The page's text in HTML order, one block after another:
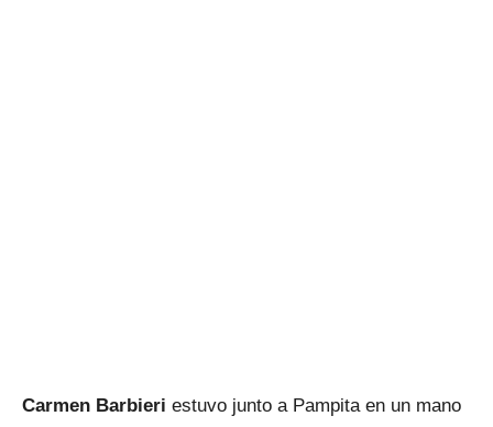
Carmen Barbieri estuvo junto a Pampita en un mano